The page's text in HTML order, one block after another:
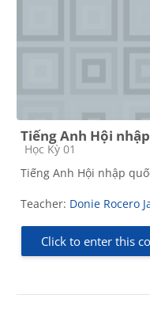
Tiếng Anh Hội
Course category
Học Kỳ 01
Tiếng Anh Hội nhập
Teacher: Donie Rocero
Click to enter this